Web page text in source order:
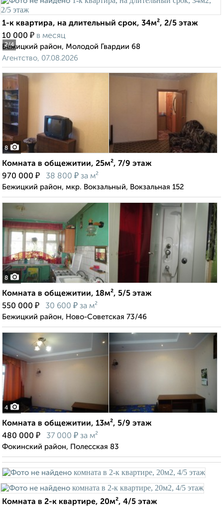
2/4
1-к квартира, на длительный срок, 34м², 2/5 этаж
10 000 ₽ в месяц
Бежицкий район, Молодой Гвардии 68
Агентство, 07.08.2026
8
Комната в общежитии, 25м², 7/9 этаж
970 000 ₽ 38 800 ₽ за м²
Бежицкий район, мкр. Вокзальный, Вокзальная 152
8
Комната в общежитии, 18м², 5/5 этаж
550 000 ₽ 30 600 ₽ за м²
Бежицкий район, Ново-Советская 73/46
4
Комната в общежитии, 13м², 5/9 этаж
480 000 ₽ 37 000 ₽ за м²
Фокинский район, Полесская 83
Комната в 2-к квартире, 20м², 4/5 этаж